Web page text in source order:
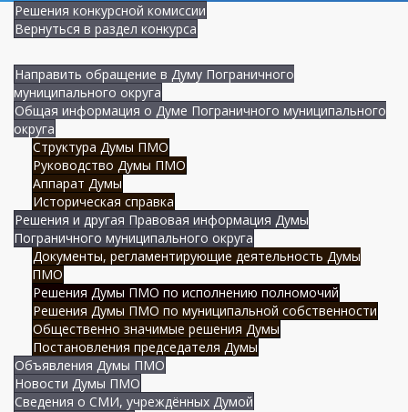
Решения конкурсной комиссии
Вернуться в раздел конкурса
Направить обращение в Думу Пограничного
муниципального округа
Общая информация о Думе Пограничного муниципального
округа
Структура Думы ПМО
Руководство Думы ПМО
Аппарат Думы
Историческая справка
Решения и другая Правовая информация Думы
Пограничного муниципального округа
Документы, регламентирующие деятельность Думы
ПМО
Решения Думы ПМО по исполнению полномочий
Решения Думы ПМО по муниципальной собственности
Общественно значимые решения Думы
Постановления председателя Думы
Объявления Думы ПМО
Новости Думы ПМО
Сведения о СМИ, учреждённых Думой